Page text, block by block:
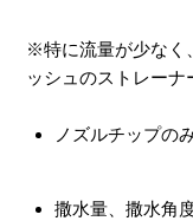
※特に流量が少なく
ッシュのストレーナ
ノズルチップの
撒水量、撒水角